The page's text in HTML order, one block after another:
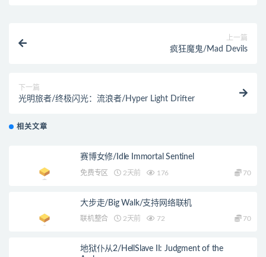
上一篇
疯狂魔鬼/Mad Devils
下一篇
光明旅者/终极闪光：流浪者/Hyper Light Drifter
相关文章
赛博女修/Idle Immortal Sentinel
免费专区 2天前 176 70
大步走/Big Walk/支持网络联机
联机整合 2天前 72 70
地狱仆从2/HellSlave II: Judgment of the